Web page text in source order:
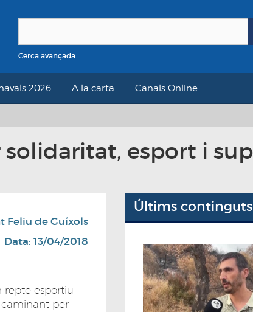
Cerca avançada
2026 A la carta Canals Online
esport i
Feliu de Guíxols
Data: 13/04/2018
repte esportiu
per
Últims continguts